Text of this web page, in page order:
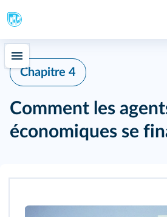
Chapitre 4
Comment les
économiques se